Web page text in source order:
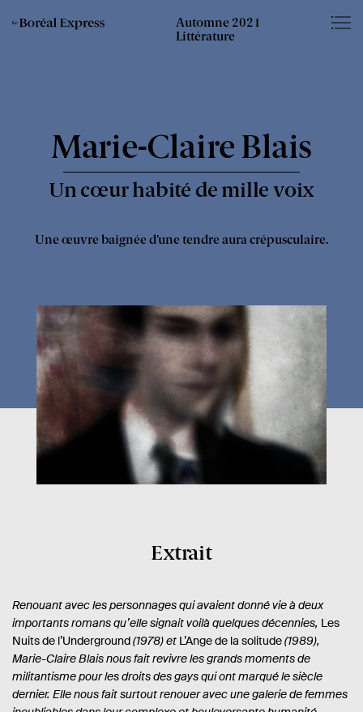
Le
Éditions
du
Automne 2021
Littérature
Marie-Claire Blais
Un cœur habité de mille voix
Une œuvre baignée d’une tendre aura crépusculaire.
Extrait
Renouant avec les personnages qui avaient donné vie à deux
importants romans qu’elle signait voilà quelques décennies, Les
Nuits de l’Underground(1978) et L’Ange de la solitude(1989),
Marie-Claire Blais nous fait revivre les grands moments de
militantisme pour les droits des gays qui ont marqué le siècle
dernier. Elle nous fait surtout renouer avec une galerie de femmes